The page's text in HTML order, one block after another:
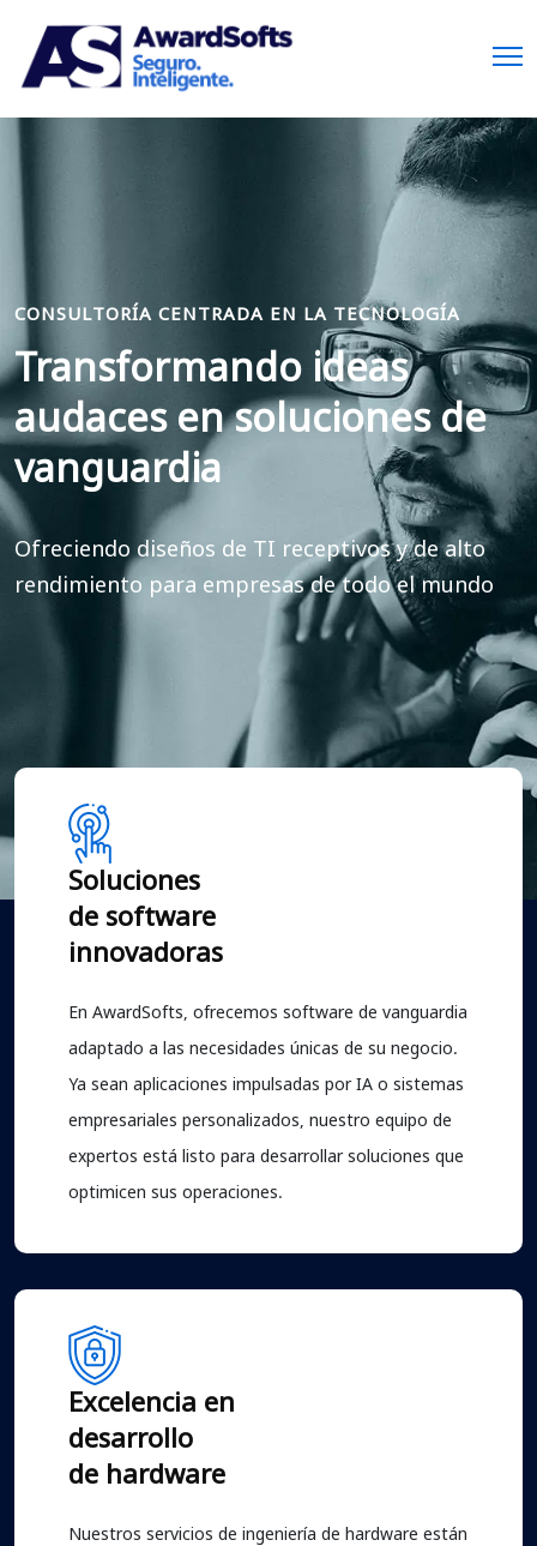
CONSULTORÍA CENTRADA EN LA TECNOLOGÍA
Transformando ideas
audaces en soluciones de
vanguardia
Ofreciendo diseños de TI receptivos y de alto
rendimiento para empresas de todo el mundo
Soluciones
de software
innovadoras
En AwardSofts, ofrecemos software de vanguardia
adaptado a las necesidades únicas de su negocio.
Ya sean aplicaciones impulsadas por IA o sistemas
empresariales personalizados, nuestro equipo de
expertos está listo para desarrollar soluciones que
optimicen sus operaciones.
Excelencia en
desarrollo
de hardware
Nuestros servicios de ingeniería de hardware están